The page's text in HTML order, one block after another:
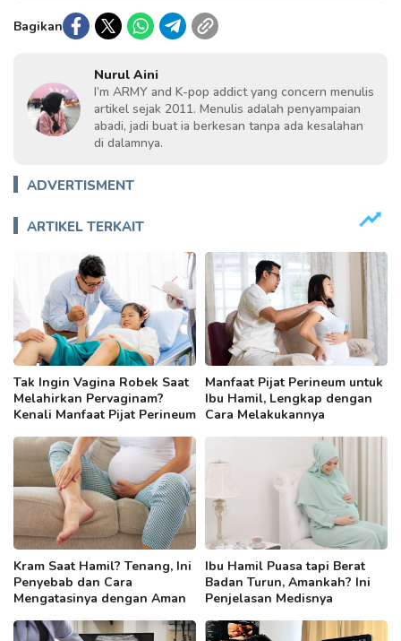
Bagikan
Nurul Aini
I’m ARMY and K-pop addict yang concern menulis
artikel sejak 2011. Menulis adalah penyampaian
abadi, jadi buat ia berkesan tanpa ada kesalahan
di dalamnya.
ADVERTISMENT
ARTIKEL TERKAIT
Tak Ingin Vagina Robek Saat
Melahirkan Pervaginam?
Kenali Manfaat Pijat Perineum
Manfaat Pijat Perineum untuk
Ibu Hamil, Lengkap dengan
Cara Melakukannya
Kram Saat Hamil? Tenang, Ini
Penyebab dan Cara
Mengatasinya dengan Aman
Ibu Hamil Puasa tapi Berat
Badan Turun, Amankah? Ini
Penjelasan Medisnya